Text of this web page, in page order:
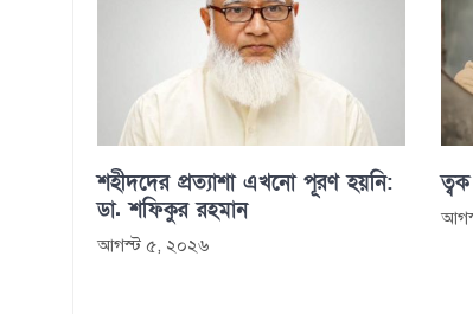
শহীদদের প্রত্যাশা এখনো পূরণ হয়নি:
ডা. শফিকুর রহমান
আগস্ট ৫, ২০২৬